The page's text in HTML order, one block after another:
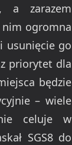
a zarazem
nim ogromna
usunięcie go
priorytet dla
będzie
– wiele
celuje w
SGS8 do